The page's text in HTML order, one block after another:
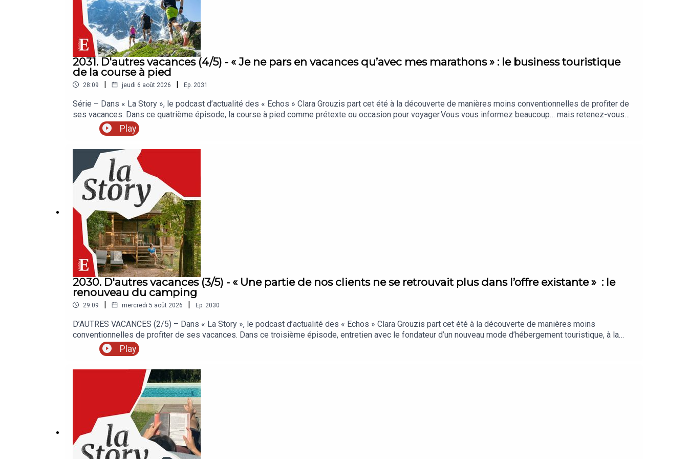
2031. D'autres vacances (4/5) - « Je ne pars en vacances qu’avec mes marathons » : le business touristique
de la course à pied
28:09 | jeudi 6 août 2026 | Ep. 2031
Série – Dans « La Story », le podcast d’actualité des « Echos » Clara Grouzis part cet été à la découverte de manières moins conventionnelles de profiter de
ses vacances. Dans ce quatrième épisode, la course à pied comme prétexte ou occasion pour voyager.Vous vous informez beaucoup… mais retenez-vous
vraiment l’essentiel ? La Sélection des Echos, c’est chaque jour les analyses et décryptages qui comptent vraiment, sélectionnés par notre rédaction.
Retrouvez nos meilleures offres réservées à nos auditeurs.« La Story » est un podcast des « Echos » présenté par Clara Grouzis. Cet épisode a été
Réalisation : Nicolas Jean. Chargée de production et d’édition : Clara Grouzis. Musique : Théo Boulenger. Identité graphique : Upian. Photo : Shutterstock. Sons
: Ville d’Agde, Journal L’Agathois, extrait du film « Forrest Gump ».
Play
2030. D'autres vacances (3/5) - « Une partie de nos clients ne se retrouvait plus dans l’offre existante » : le
renouveau du camping
29:09 | mercredi 5 août 2026 | Ep. 2030
D’AUTRES VACANCES (2/5) – Dans « La Story », le podcast d’actualité des « Echos » Clara Grouzis part cet été à la découverte de manières moins
conventionnelles de profiter de ses vacances. Dans ce troisième épisode, entretien avec le fondateur d’un nouveau mode d’hébergement touristique, à la
croisée du camping et de l’hôtel étoilé, au milieu des arbres.Vous vous informez beaucoup… mais retenez-vous vraiment l’essentiel ? La Sélection des
Echos, c’est chaque jour les analyses et décryptages qui comptent vraiment, sélectionnés par notre rédaction. Retrouvez nos meilleures offres réservées à
Clémence Lemaistre. Invité : Baptiste Bonnichon (cofondateur d’Inspire Villages). Réalisation : Nicolas Jean. Chargée de production et d’édition : Clara
Grouzis. Musique : Théo Boulenger. Identité graphique : Upian. Photo : Signature June. Sons : France TV, RTL.
Play